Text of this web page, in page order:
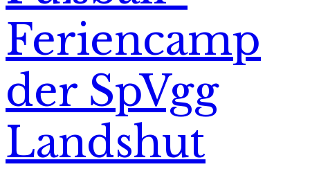
Feriencamp
der SpVgg
Landshut